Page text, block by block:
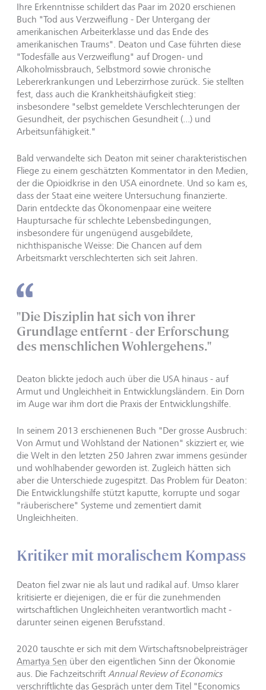
Ihre Erkenntnisse schildert das Paar im 2020 erschienen
Buch "Tod aus Verzweiflung - Der Untergang der
amerikanischen Arbeiterklasse und das Ende des
amerikanischen Traums". Deaton und Case führten diese
"Todesfälle aus Verzweiflung" auf Drogen- und
Alkoholmissbrauch, Selbstmord sowie chronische
Lebererkrankungen und Leberzirrhose zurück. Sie stellten
fest, dass auch die Krankheitshäufigkeit stieg:
insbesondere "selbst gemeldete Verschlechterungen der
Gesundheit, der psychischen Gesundheit (...) und
Arbeitsunfähigkeit."
Bald verwandelte sich Deaton mit seiner charakteristischen
Fliege zu einem geschätzten Kommentator in den Medien,
der die Opioidkrise in den USA einordnete. Und so kam es,
dass der Staat eine weitere Untersuchung finanzierte.
Darin entdeckte das Ökonomenpaar eine weitere
Hauptursache für schlechte Lebensbedingungen,
insbesondere für ungenügend ausgebildete,
nichthispanische Weisse: Die Chancen auf dem
Arbeitsmarkt verschlechterten sich seit Jahren.
"Die Disziplin hat sich von ihrer
Grundlage entfernt - der Erforschung
des menschlichen Wohlergehens."
Deaton blickte jedoch auch über die USA hinaus - auf
Armut und Ungleichheit in Entwicklungsländern. Ein Dorn
im Auge war ihm dort die Praxis der Entwicklungshilfe.
In seinem 2013 erschienenen Buch "Der grosse Ausbruch:
Von Armut und Wohlstand der Nationen" skizziert er, wie
die Welt in den letzten 250 Jahren zwar immens gesünder
und wohlhabender geworden ist. Zugleich hätten sich
aber die Unterschiede zugespitzt. Das Problem für Deaton:
Die Entwicklungshilfe stützt kaputte, korrupte und sogar
"räuberischere" Systeme und zementiert damit
Ungleichheiten.
Kritiker mit moralischem Kompass
Deaton fiel zwar nie als laut und radikal auf. Umso klarer
kritisierte er diejenigen, die er für die zunehmenden
wirtschaftlichen Ungleichheiten verantwortlich macht -
darunter seinen eigenen Berufsstand.
2020 tauschte er sich mit dem Wirtschaftsnobelpreisträger
Amartya Sen über den eigentlichen Sinn der Ökonomie
aus. Die Fachzeitschrift Annual Review of Economics
verschriftlichte das Gespräch unter dem Titel "Economics